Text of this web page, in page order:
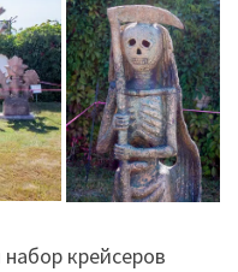
крейсеров